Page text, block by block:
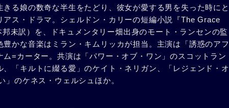
る娘の数奇な半生をたどり、彼女が愛する男を失った時にと
アス・ドラマ。シェルドン・カリーの短編小説『The Grace
未訳）を、ドキュメンタリー畑出身のモート・ランセンの監
かな音楽はミラン・キムリッカが担当。主演は「誘惑のアフ
ム=カーター。共演は「パワー・オブ・ワン」のスコットラン
、「キルトに綴る愛」のケイト・ネリガン、「レジェンド・オ
」のケネス・ウェルシュほか。